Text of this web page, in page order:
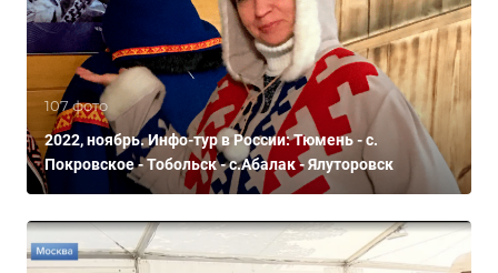
107 фото
2022, ноябрь. Инфо-тур в России: Тюмень - с.
Покровское - Тобольск - с.Абалак - Ялуторовск